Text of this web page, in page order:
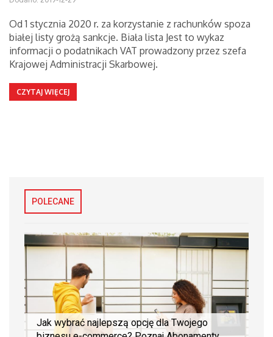
Od 1 stycznia 2020 r. za korzystanie z rachunków spoza
białej listy grożą sankcje. Biała lista Jest to wykaz
informacji o podatnikach VAT prowadzony przez szefa
Krajowej Administracji Skarbowej.
CZYTAJ WIĘCEJ
POLECANE
Jak wybrać najlepszą opcję dla Twojego